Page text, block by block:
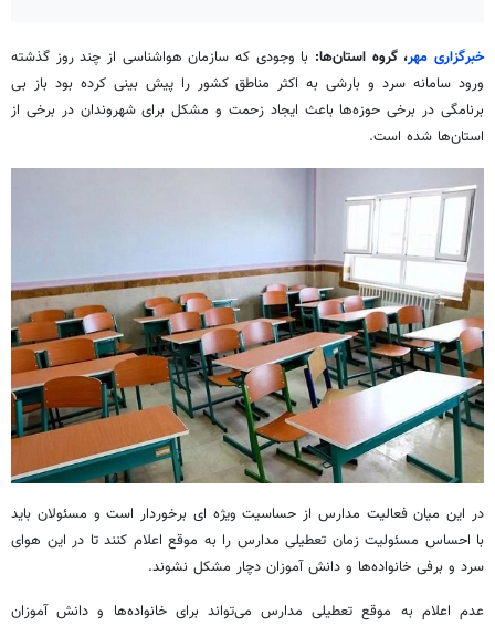
خبرگزاری مهر، گروه استان‌ها: با وجودی که سازمان هواشناسی از چند روز گذشته
ورود سامانه سرد و بارشی به اکثر مناطق کشور را پیش بینی کرده بود باز بی
برنامگی در برخی حوزه‌ها باعث ایجاد زحمت و مشکل برای شهروندان در برخی از
استان‌ها شده است.
در این میان فعالیت مدارس از حساسیت ویژه ای برخوردار است و مسئولان باید
با احساس مسئولیت زمان تعطیلی مدارس را به موقع اعلام کنند تا در این هوای
سرد و برفی خانواده‌ها و دانش آموزان دچار مشکل نشوند.
عدم اعلام به موقع تعطیلی مدارس می‌تواند برای خانواده‌ها و دانش آموزان